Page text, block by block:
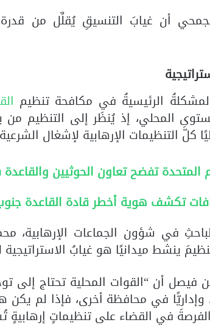
أن غيابَ التنسيقِ يُقلِّل من
الرئيسيةُ في مكافحة تنظيم
المحلي، إذ يُنظَر إلى التنظيم من
كلَّ التنظيمات الإرهابية لإشغال
المتحدة تفضح تعاون الحوثيين
تكشف هوية أخطر قادة القاعدة
في شؤون الجماعات الإرهابية،
ينشط ميدانيًا هو غيابُ
فيصل أن “القوات المحلية تحتاج إلى
في محافظة أخرى، فإذا لم
في القضاء على تنظيماتٍ إرهابيةٍ